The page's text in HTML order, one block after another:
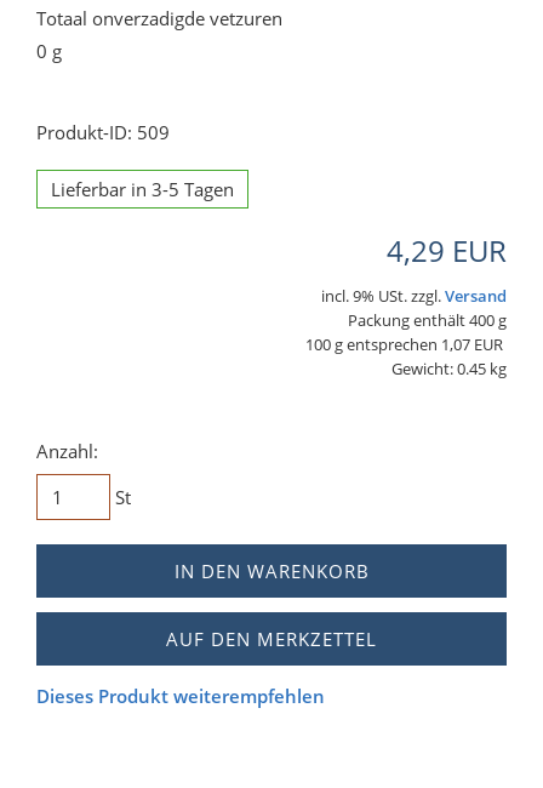
Totaal onverzadigde vetzuren
0 g
Produkt-ID: 509
Lieferbar in 3-5 Tagen
4,29 EUR
incl. 9% USt. zzgl.Versand
Packung enthält 400 g
100 g entsprechen 1,07 EUR
Gewicht: 0.45 kg
Anzahl:
St
IN DEN WARENKORB
AUF DEN MERKZETTEL
Dieses Produkt weiterempfehlen